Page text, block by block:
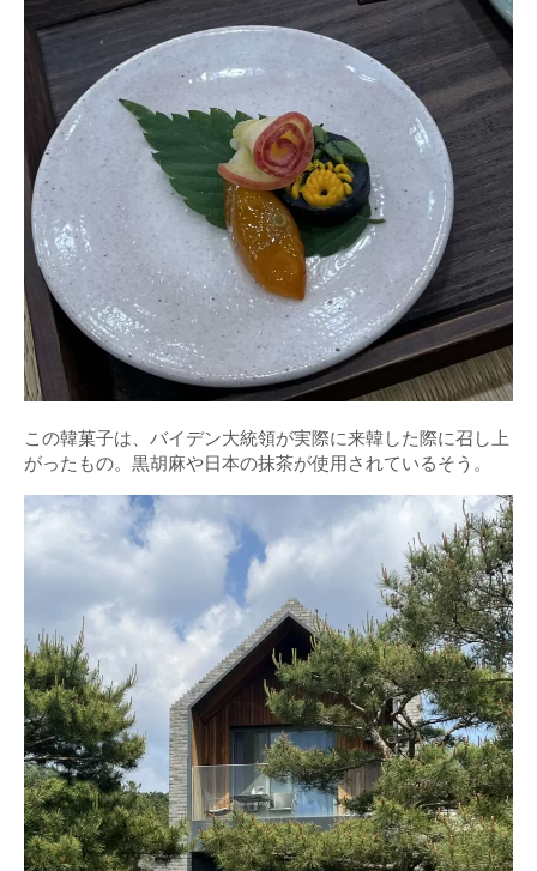
この韓菓子は、バイデン大統領が実際に来韓した際に召し上
がったもの。黒胡麻や日本の抹茶が使用されているそう。